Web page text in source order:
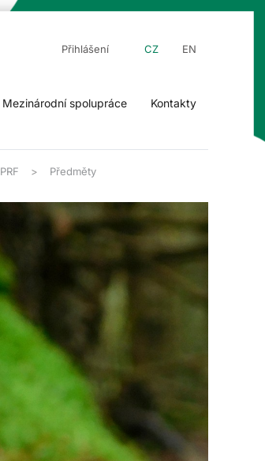
Přihlášení CZ EN
Mezinárodní spolupráce Kontakty
PRF Předměty